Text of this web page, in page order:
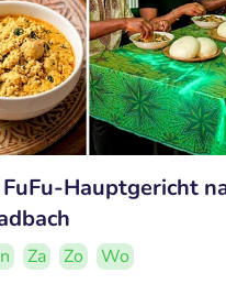
Hauptgericht
Za Zo
Wo